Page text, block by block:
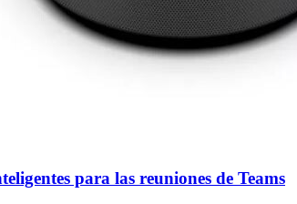
para las reuniones de Teams